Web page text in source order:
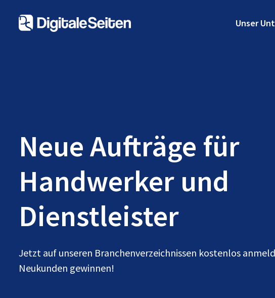
Unser
Neue Aufträge für
Handwerker und
Dienstleister
Jetzt auf unseren Branchenverzeichnissen kostenlos
Neukunden gewinnen!